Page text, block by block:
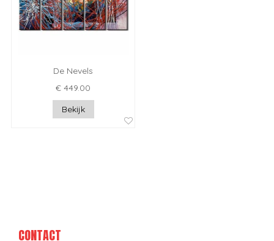
De Nevels
€ 449.00
Bekijk
CONTACT